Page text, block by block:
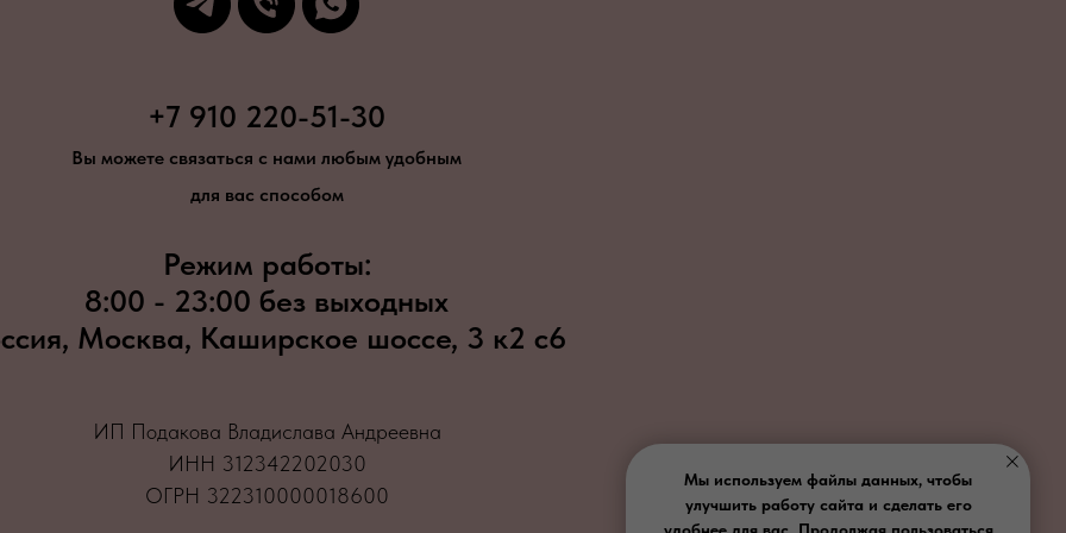
+7 910 220-51-30
Вы можете связаться с нами любым удобным
для вас способом
Режим работы:
8:00 - 23:00 без выходных
Москва, Каширское шоссе, 3 к2 с6
ИП Подакова Владислава Андреевна
ИНН 312342202030
ОГРН 322310000018600
Мы используем файлы данных, чтобы
улучшить работу сайта и сделать его